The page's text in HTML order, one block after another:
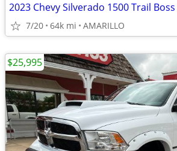
2023 Chevy Silverado 1500 Trail Boss
7/20 64k mi AMARILLO
$25,995